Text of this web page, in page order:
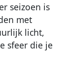
seizoen is
met
licht,
sfeer die je